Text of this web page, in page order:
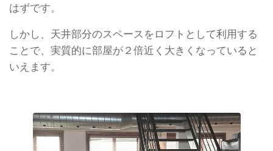
はずです。
しかし、天井部分のスペースをロフトとして利用する
ことで、実質的に部屋が２倍近く大きくなっていると
いえます。